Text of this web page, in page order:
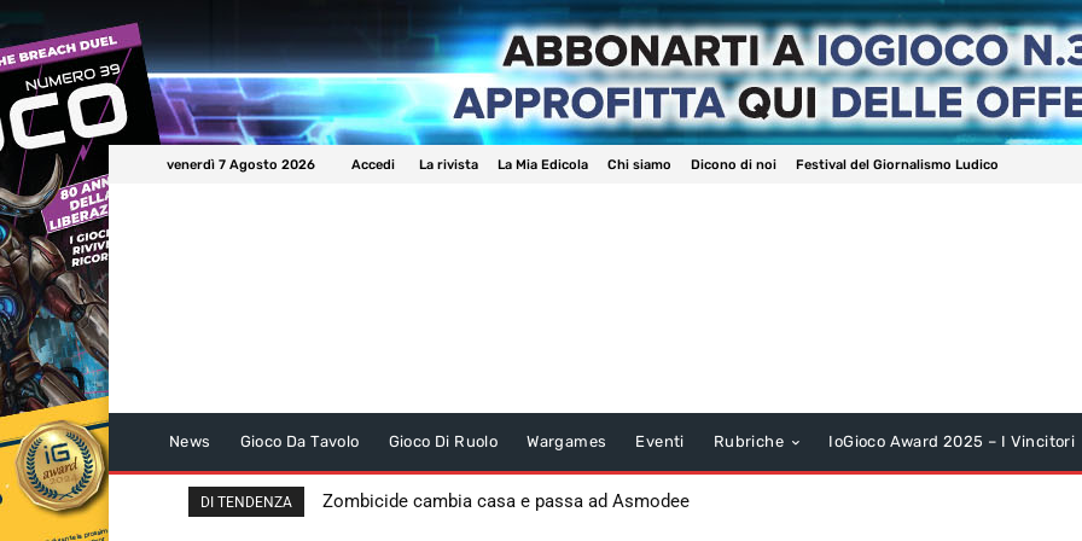
venerdì 7 Agosto 2026 Accedi La rivista La Mia Edicola Chi siamo Dicono di noi Festival del Giornalismo Ludico
News Gioco Da Tavolo Gioco Di Ruolo Wargames Eventi Rubriche IoGioco Award 2025 – I Vincitori
DI TENDENZA Zombicide cambia casa e passa ad Asmodee